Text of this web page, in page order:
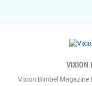
VIXION
Vixion Bimbel Magazine